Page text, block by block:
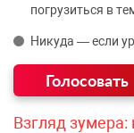
погрузиться в
Никуда — если
Взгляд